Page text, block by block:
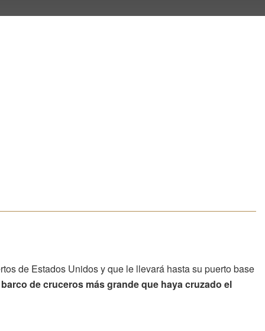
de Estados Unidos y que le llevará hasta su puerto base
de cruceros más grande que haya cruzado el